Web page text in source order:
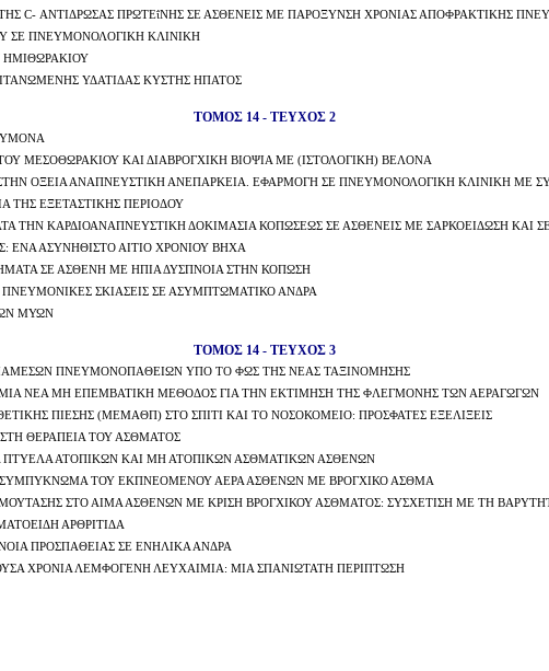
C- ΑΝΤΙΔΡΩΣΑΣ ΠΡΩΤΕΐΝΗΣ ΣΕ ΑΣΘΕΝΕΙΣ ΜΕ ΠΑΡΟΞΥΝΣΗ ΧΡΟΝΙΑΣ ΑΠΟΦΡΑΚΤΙΚΗΣ
ΣΕ ΠΝΕΥΜΟΝΟΛΟΓΙΚΗ ΚΛΙΝΙΚΗ
ΗΜΙΘΩΡΑΚΙΟΥ
ΥΔΑΤΙΔΑΣ ΚΥΣΤΗΣ ΗΠΑΤΟΣ
ΤΟΜΟΣ 14 - ΤΕΥΧΟΣ 2
ΜΕΣΟΘΩΡΑΚΙΟΥ ΚΑΙ ΔΙΑΒΡΟΓΧΙΚΗ ΒΙΟΨΙΑ ΜΕ (ΙΣΤΟΛΟΓΙΚΗ) ΒΕΛΟΝΑ
ΟΞΕΙΑ ΑΝΑΠΝΕΥΣΤΙΚΗ ΑΝΕΠΑΡΚΕΙΑ. ΕΦΑΡΜΟΓΗ ΣΕ ΠΝΕΥΜΟΝΟΛΟΓΙΚΗ ΚΛΙΝΙΚΗ ΜΕ
ΤΗΣ ΕΞΕΤΑΣΤΙΚΗΣ ΠΕΡΙΟΔΟΥ
ΤΗΝ ΚΑΡΔΙΟΑΝΑΠΝΕΥΣΤΙΚΗ ΔΟΚΙΜΑΣΙΑ ΚΟΠΩΣΕΩΣ ΣΕ ΑΣΘΕΝΕΙΣ ΜΕ ΣΑΡΚΟΕΙΔΩΣΗ ΚΑΙ
ΑΣΥΝΗΘΙΣΤΟ ΑΙΤΙΟ ΧΡΟΝΙΟΥ ΒΗΧΑ
ΣΕ ΑΣΘΕΝΗ ΜΕ ΗΠΙΑ ΔΥΣΠΝΟΙΑ ΣΤΗΝ ΚΟΠΩΣΗ
ΣΚΙΑΣΕΙΣ ΣΕ ΑΣΥΜΠΤΩΜΑΤΙΚΟ ΑΝΔΡΑ
ΜΥΩΝ
ΤΟΜΟΣ 14 - ΤΕΥΧΟΣ 3
ΠΝΕΥΜΟΝΟΠΑΘΕΙΩΝ ΥΠΟ ΤΟ ΦΩΣ ΤΗΣ ΝΕΑΣ ΤΑΞΙΝΟΜΗΣΗΣ
ΝΕΑ ΜΗ ΕΠΕΜΒΑΤΙΚΗ ΜΕΘΟΔΟΣ ΓΙΑ ΤΗΝ ΕΚΤΙΜΗΣΗ ΤΗΣ ΦΛΕΓΜΟΝΗΣ ΤΩΝ ΑΕΡΑΓΩΓΩΝ
ΠΙΕΣΗΣ (ΜΕΜΑΘΠ) ΣΤΟ ΣΠΙΤΙ ΚΑΙ ΤΟ ΝΟΣΟΚΟΜΕΙΟ: ΠΡΟΣΦΑΤΕΣ ΕΞΕΛΙΞΕΙΣ
ΘΕΡΑΠΕΙΑ ΤΟΥ ΑΣΘΜΑΤΟΣ
ΠΤΥΕΛΑ ΑΤΟΠΙΚΩΝ ΚΑΙ ΜΗ ΑΤΟΠΙΚΩΝ ΑΣΘΜΑΤΙΚΩΝ ΑΣΘΕΝΩΝ
ΣΥΜΠΥΚΝΩΜΑ ΤΟΥ ΕΚΠΝΕΟΜΕΝΟΥ ΑΕΡΑ ΑΣΘΕΝΩΝ ΜΕ ΒΡΟΓΧΙΚΟ ΑΣΘΜΑ
ΣΤΟ ΑΙΜΑ ΑΣΘΕΝΩΝ ΜΕ ΚΡΙΣΗ ΒΡΟΓΧΙΚΟΥ ΑΣΘΜΑΤΟΣ: ΣΥΣΧΕΤΙΣΗ ΜΕ ΤΗ
ΑΡΘΡΙΤΙΔΑ
ΠΡΟΣΠΑΘΕΙΑΣ ΣΕ ΕΝΗΛΙΚΑ ΑΝΔΡΑ
ΧΡΟΝΙΑ ΛΕΜΦΟΓΕΝΗ ΛΕΥΧΑΙΜΙΑ: ΜΙΑ ΣΠΑΝΙΩΤΑΤΗ ΠΕΡΙΠΤΩΣΗ